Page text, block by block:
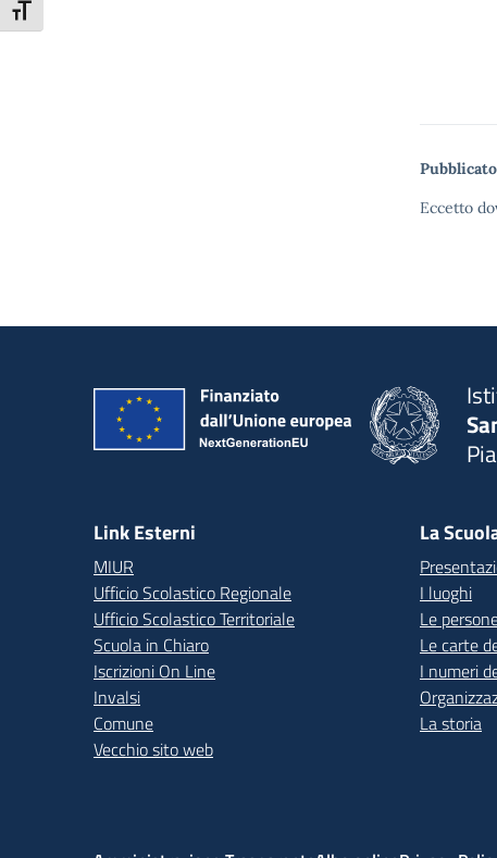
Attiva/disattiva dimensione testo
Eccetto
Link Esterni
MIUR
Ufficio Scolastico Regionale
Ufficio Scolastico Territoriale
Scuola in Chiaro
Iscrizioni On Line
Invalsi
Comune
Vecchio sito web
La
I luoghi
Le
Le carte
I numeri
La storia